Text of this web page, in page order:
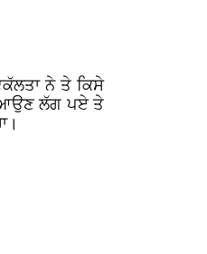
ਨੇ ਤੇ ਕਿਸੇ
ਆਉਣ ਲੱਗ ਪਏ ਤੇ